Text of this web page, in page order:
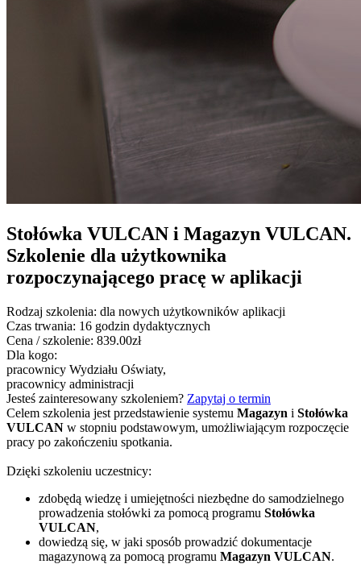
Stołówka VULCAN i Magazyn VULCAN.
Szkolenie dla użytkownika
rozpoczynającego pracę w aplikacji
Rodzaj szkolenia: dla nowych użytkowników aplikacji
Czas trwania: 16 godzin dydaktycznych
Cena / szkolenie: 839.00zł
Dla kogo:
pracownicy Wydziału Oświaty,
pracownicy administracji
Jesteś zainteresowany szkoleniem? Zapytaj o termin
Celem szkolenia jest przedstawienie systemu Magazyn i Stołówka
VULCAN w stopniu podstawowym, umożliwiającym rozpoczęcie
pracy po zakończeniu spotkania.
Dzięki szkoleniu uczestnicy:
zdobędą wiedzę i umiejętności niezbędne do samodzielnego
prowadzenia stołówki za pomocą programu Stołówka
VULCAN,
dowiedzą się, w jaki sposób prowadzić dokumentacje
magazynową za pomocą programu Magazyn VULCAN.